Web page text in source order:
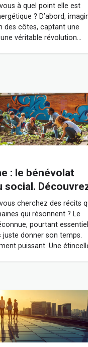
à quel point elle est
? D’abord,
des côtes, captant une
véritable révolution…
: le bénévolat
cherchez des récits
qui résonnent ? Le
pourtant
juste donner son temps.
puissant. Une